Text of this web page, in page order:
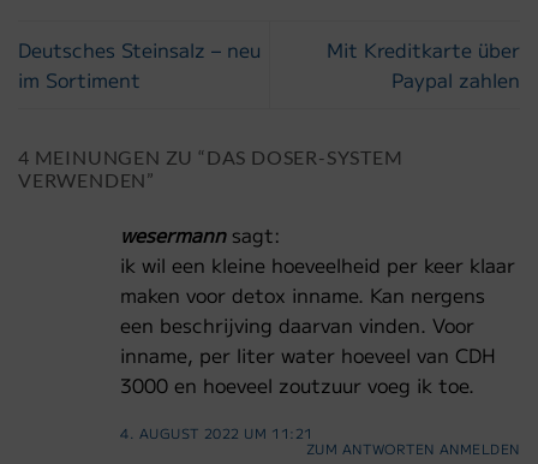
Deutsches Steinsalz – neu
im Sortiment
Mit Kreditkarte über
Paypal zahlen
4 MEINUNGEN ZU “DAS DOSER-SYSTEM
VERWENDEN”
wesermann sagt:
ik wil een kleine hoeveelheid per keer klaar
maken voor detox inname. Kan nergens
een beschrijving daarvan vinden. Voor
inname, per liter water hoeveel van CDH
3000 en hoeveel zoutzuur voeg ik toe.
4. AUGUST 2022 UM 11:21
ZUM ANTWORTEN ANMELDEN